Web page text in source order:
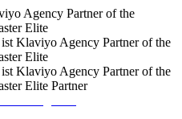
Agency Partner of the
Elite
Klaviyo Agency Partner of the
Elite
Klaviyo Agency Partner of the
Elite Partner